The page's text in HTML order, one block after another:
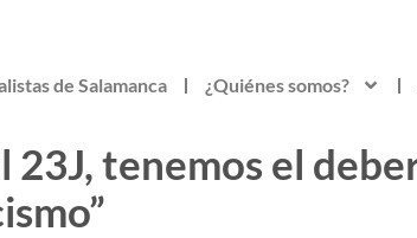
de Salamanca ¿Quiénes somos?
23J, tenemos el